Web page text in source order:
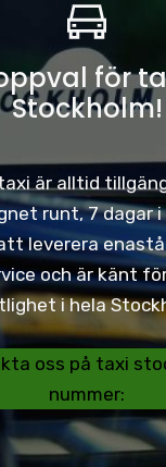
för
Stockholm!
är alltid
runt, 7 dagar i
leverera
och är känt
i hela
oss på taxi
nummer: